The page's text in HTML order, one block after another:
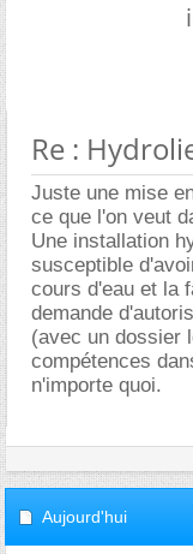
Re :
Juste une mise
ce que l'on veut
Une installation
susceptible
cours d'eau et la
demande
(avec un dossier
compétences
n'importe quoi.
Aujourd'hui